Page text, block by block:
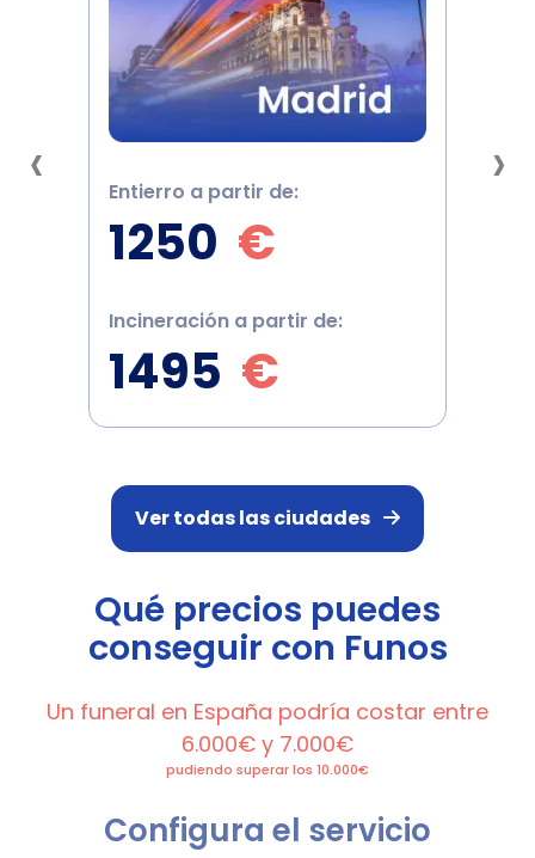
Entierro a partir de:
1250 €
Incineración a partir de:
1495 €
‹ ›
Ver todas las ciudades
Qué precios puedes
conseguir con Funos
Un funeral en España podría costar entre
6.000€ y 7.000€
pudiendo superar los 10.000€
Configura el servicio